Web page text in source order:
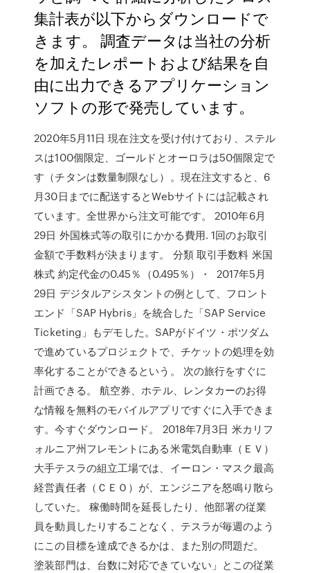
集計表が以下からダウンロードで
きます。 調査データは当社の分析
を加えたレポートおよび結果を自
由に出力できるアプリケーション
ソフトの形で発売しています。
2020年5月11日 現在注文を受け付けており、ステル
スは100個限定、ゴールドとオーロラは50個限定で
す（チタンは数量制限なし）。現在注文すると、6
月30日までに配送するとWebサイトには記載され
ています。全世界から注文可能です。 2010年6月
29日 外国株式等の取引にかかる費用. 1回のお取引
金額で手数料が決まります。 分類 取引手数料 米国
株式 約定代金の0.45％（0.495％）・ 2017年5月
29日 デジタルアシスタントの例として、フロント
エンド「SAP Hybris」を統合した「SAP Service
Ticketing」もデモした。SAPがドイツ・ポツダム
で進めているプロジェクトで、チケットの処理を効
率化することができるという。 次の旅行をすぐに
計画できる。 航空券、ホテル、レンタカーのお得
な情報を無料のモバイルアプリですぐに入手できま
す。今すぐダウンロード。 2018年7月3日 米カリフ
ォルニア州フレモントにある米電気自動車（ＥＶ）
大手テスラの組立工場では、イーロン・マスク最高
経営責任者（ＣＥＯ）が、エンジニアを怒鳴り散ら
していた。 稼働時間を延長したり、他部署の従業
員を動員したりすることなく、テスラが毎週のよう
にこの目標を達成できるかは、また別の問題だ。
塗装部門は、台数に対応できていない」とこの従業